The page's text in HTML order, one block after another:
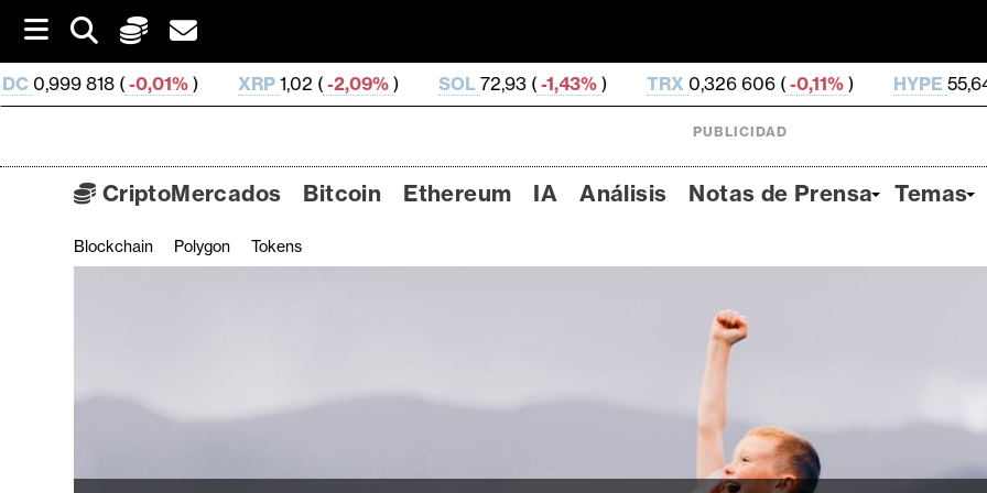
i
p
t
) XRP1,02 (-2,09%) SOL72,93 ( -1,43%) TRX0,326 606 ( -0,11%) HYPE55,64 ( -0,61%)
C
PUBLICIDAD
CriptoMercados Bitcoin Ethereum IA Análisis Notas de Prensa Temas
Blockchain Polygon Tokens